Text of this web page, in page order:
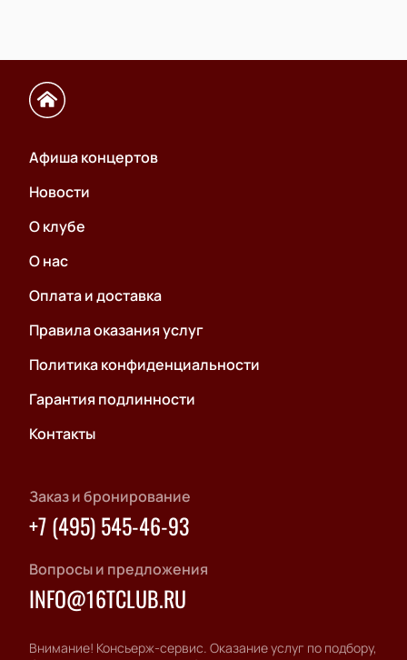
Афиша концертов
Новости
О клубе
О нас
Оплата и доставка
Правила оказания услуг
Политика конфиденциальности
Гарантия подлинности
Контакты
Внимание! Консьерж-сервис. Оказание услуг по подбору,
Заказ и бронирование
+7 (495) 545-46-93
Вопросы и предложения
INFO@16TCLUB.RU